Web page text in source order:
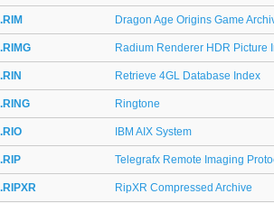
.RIM Dragon Age Origins Game
.RIMG Radium Renderer HDR Picture
.RIN Retrieve 4GL Database Index
.RING Ringtone
.RIO IBM AIX System
.RIP Telegrafx Remote Imaging
.RIPXR RipXR Compressed Archive